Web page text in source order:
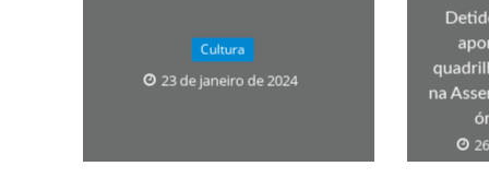
FILME: Como
Cultura
23 de janeiro de 2024
na